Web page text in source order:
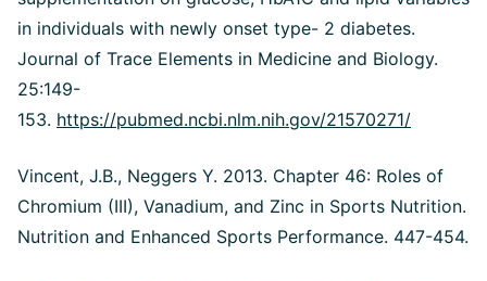
in individuals with newly onset type- 2 diabetes.
Journal of Trace Elements in Medicine and Biology.
25:149-
153. https://pubmed.ncbi.nlm.nih.gov/21570271/
Vincent, J.B., Neggers Y. 2013. Chapter 46: Roles of
Chromium (III), Vanadium, and Zinc in Sports Nutrition.
Nutrition and Enhanced Sports Performance. 447-454.